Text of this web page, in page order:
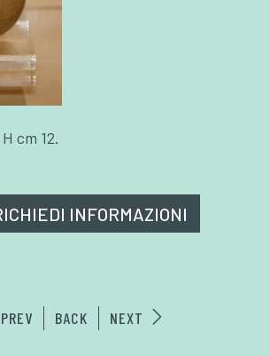
cm 12.
INFORMAZIONI
PREV BACK NEXT